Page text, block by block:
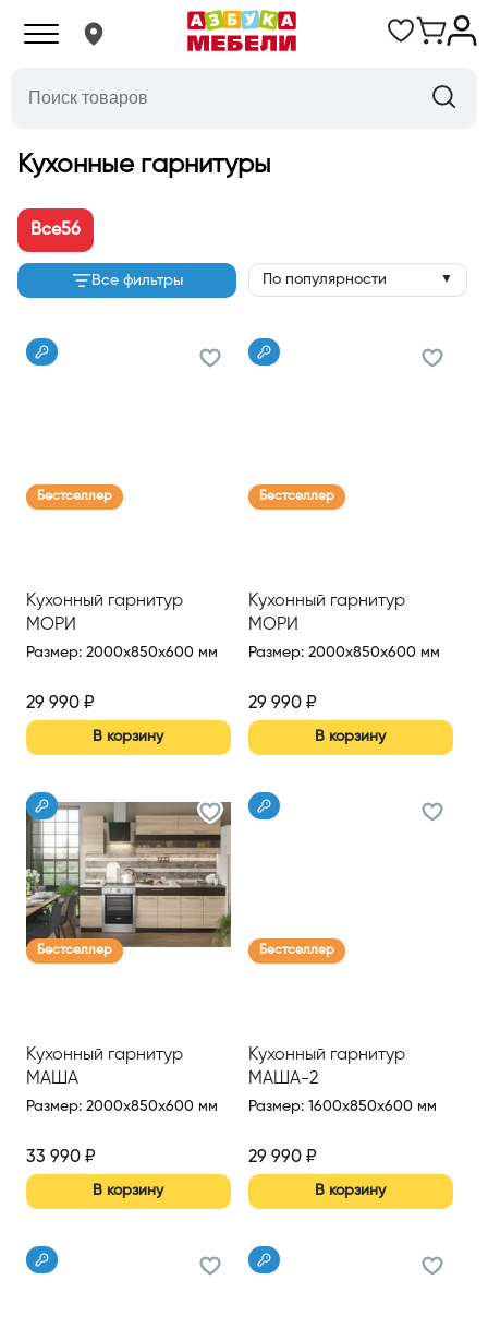
Кухонные гарнитуры
Все56
Все фильтры По популярности ▼
Бестселлер
Кухонный гарнитур
МОРИ
Размер: 2000x850x600 мм
29 990 ₽
В корзину
Бестселлер
Кухонный гарнитур
МОРИ
Размер: 2000x850x600 мм
29 990₽
В корзину
Бестселлер
Кухонный гарнитур
МАША
Размер: 2000x850x600 мм
33 990 ₽
В корзину
Бестселлер
Кухонный гарнитур
МАША-2
Размер: 1600x850x600 мм
29 990₽
В корзину